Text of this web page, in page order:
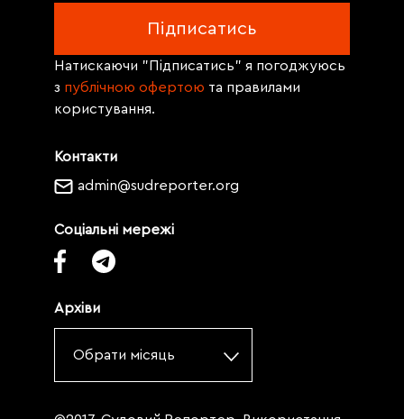
Контакти
admin@sudreporter.org
Соціальні мережі
Архіви
Обрати місяць
Натискаючи "Підписатись" я погоджуюсь
з публічною офертою та правилами
користування.